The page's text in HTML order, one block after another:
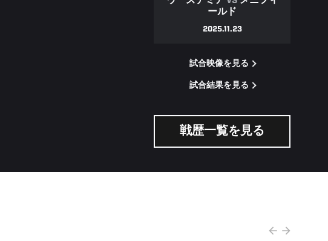
ールド
2025.11.23
試合映像を見る
試合結果を見る
戦歴一覧を見る